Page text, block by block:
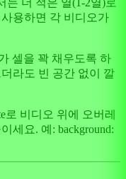
용하면 각 비디오가
셀을 꽉 채우도록 하
라도 빈 공간 없이 깔
로 비디오 위에 오버레
세요. 예: background: